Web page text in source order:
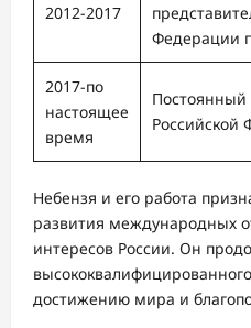
2012-2017
Федерации
2017-по
настоящее
время
Постоянный
Небензя и его работа
развития международных
интересов России. Он
достижению мира и